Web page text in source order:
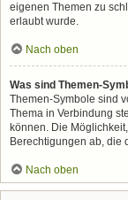
eigenen Themen zu
erlaubt wurde.
Nach oben
Was sind Themen-
Themen-Symbole sind
Thema in Verbindung
können. Die
Berechtigungen ab, die
Nach oben